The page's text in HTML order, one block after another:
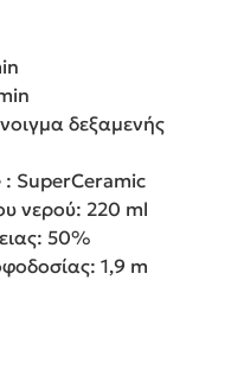
δεξαμενής
SuperCeramic
νερού: 220 ml
50%
1,9 m